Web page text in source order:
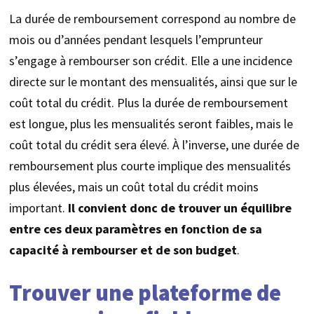
La durée de remboursement correspond au nombre de
mois ou d’années pendant lesquels l’emprunteur
s’engage à rembourser son crédit. Elle a une incidence
directe sur le montant des mensualités, ainsi que sur le
coût total du crédit. Plus la durée de remboursement
est longue, plus les mensualités seront faibles, mais le
coût total du crédit sera élevé. À l’inverse, une durée de
remboursement plus courte implique des mensualités
plus élevées, mais un coût total du crédit moins
important. Il convient donc de trouver un équilibre
entre ces deux paramètres en fonction de sa
capacité à rembourser et de son budget.
Trouver une plateforme de